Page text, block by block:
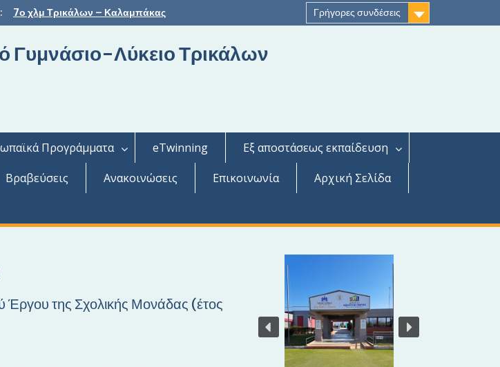
7ο χλμ Τρικάλων – Καλαμπάκας Γρήγορες συνδέσεις
Γυμνάσιο-Λύκειο Τρικάλων
Προγράμματα eTwinning
Εξ αποστάσεως εκπαίδευση
Βραβεύσεις Ανακοινώσεις Επικοινωνία
Αρχική Σελίδα
Έργου της Σχολικής Μονάδας (έτος